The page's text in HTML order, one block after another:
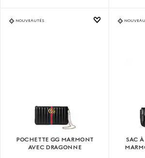
NOUVEAUTÉS
POCHETTE GG MARMONT
AVEC DRAGONNE
SAC À